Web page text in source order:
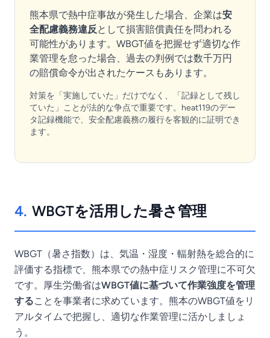
熊本県で熱中症事故が発生した場合、企業は安
全配慮義務違反として損害賠償責任を問われる
可能性があります。WBGT値を把握せず適切な作
業管理を怠った場合、過去の判例では数千万円
の賠償命令が出されたケースもあります。
対策を「実施していた」だけでなく、「記録として残し
ていた」ことが法的な争点で重要です。heat119のデー
タ記録機能で、安全配慮義務の履行を客観的に証明でき
ます。
4. WBGTを活用した暑さ管理
WBGT（暑さ指数）は、気温・湿度・輻射熱を総合的に
評価する指標で、熊本県での熱中症リスク管理に不可欠
です。厚生労働省はWBGT値に基づいて作業強度を管理
することを事業者に求めています。熊本のWBGT値をリ
アルタイムで把握し、適切な作業管理に活かしましょ
う。